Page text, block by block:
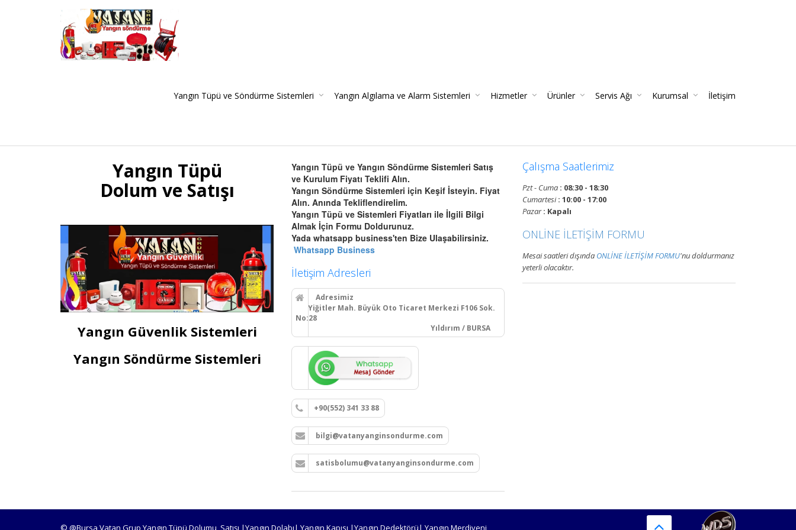
Yangın Tüpü ve Söndürme Sistemleri Yangın Algılama ve Alarm Sistemleri Hizmetler Ürünler Servis Ağı Kurumsal İletişim
Ana Sayfa
Yangın Tüpü
Dolum ve Satışı
Yangın Güvenlik Sistemleri
Yangın Söndürme Sistemleri
Yangın Tüpü ve Yangın Söndürme Sistemleri Satış
ve Kurulum Fiyatı Teklifi Alın.
Yangın Söndürme Sistemleri için Keşif İsteyin. Fiyat
Alın. Anında Tekliflendirelim.
Yangın Tüpü ve Sistemleri Fiyatları ile İlgili Bilgi
Almak İçin Formu Doldurunuz.
Yada whatsapp business'ten Bize Ulaşabilirsiniz.
Whatsapp Business
İletişim Adresleri
Adresimiz
Yiğitler Mah. Büyük Oto Ticaret Merkezi F106 Sok.
No:28
Yıldırım / BURSA
+90(552) 341 33 88
bilgi@vatanyanginsondurme.com
satisbolumu@vatanyanginsondurme.com
Çalışma Saatlerimiz
Pzt - Cuma : 08:30 - 18:30
Cumartesi: 10:00 - 17:00
Pazar: Kapalı
ONLİNE İLETİŞİM FORMU
Mesai saatleri dışında ONLİNE İLETİŞİM FORMU'nu doldurmanız
yeterli olacaktır.
© @Bursa Vatan Grup Yangın Tüpü Dolumu, Satışı |Yangın Dolabı| Yangın Kapısı |Yangın Dedektörü| Yangın Merdiveni